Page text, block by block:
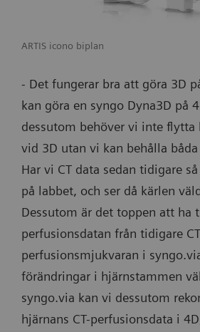
ARTIS icono biplan
- Det fungerar bra att göra 3D
kan göra en syngo Dyna3D på
dessutom behöver vi inte flytta
vid 3D utan vi kan behålla
Har vi CT data sedan tidigare
på labbet, och ser då kärlen
Dessutom är det toppen att ha
perfusionsdatan från tidigare
perfusionsmjukvaran i
förändringar i hjärnstammen
syngo.via kan vi dessutom
hjärnans CT-perfusionsdata i